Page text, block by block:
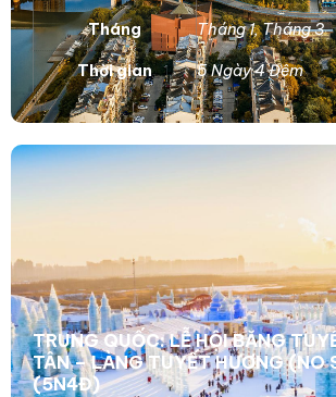
Tháng Tháng 1,Tháng 3
Thời gian 5 Ngày 4 Đêm
TRUNG QUỐC: LỄ HỘI BĂNG
TÂN – LÀNG TUYẾT HƯƠNG (NO
(5N4Đ)